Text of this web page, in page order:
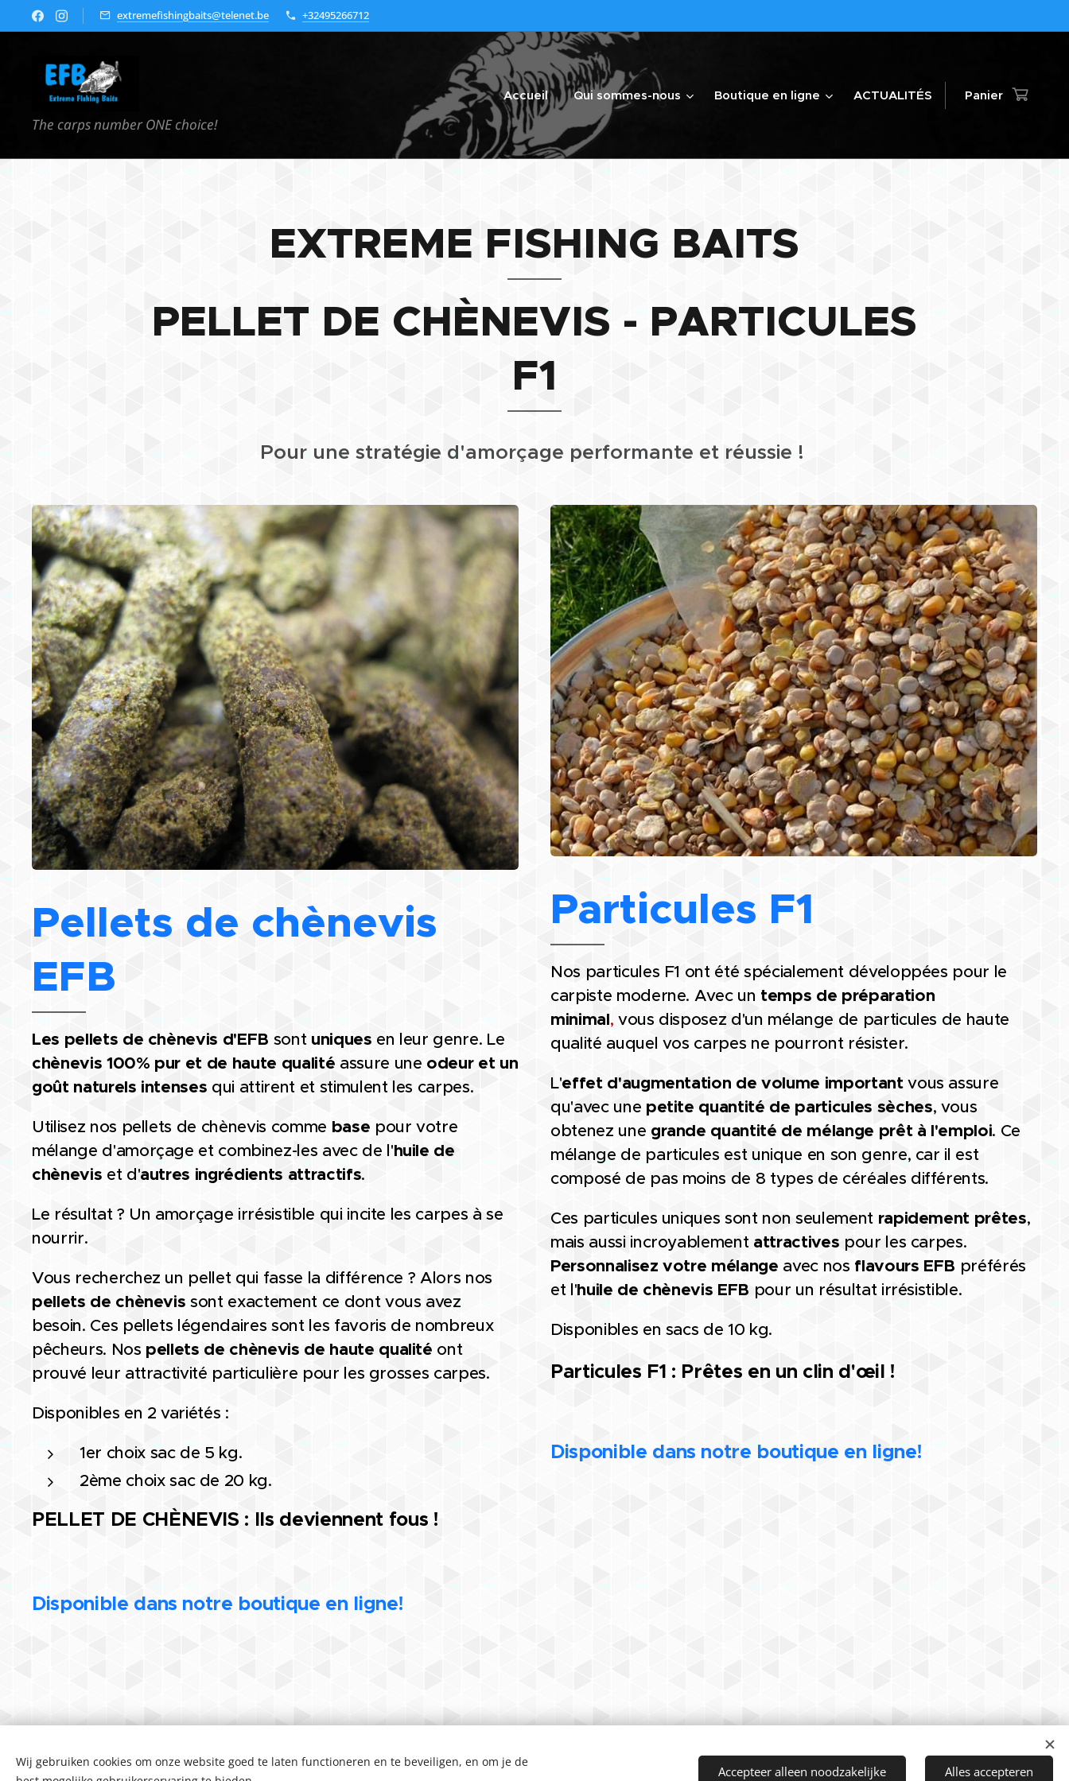
extremefishingbaits@telenet.be +32495266712
The carps number ONE choice!
Accueil Qui sommes-nous Boutique en ligne ACTUALITÉS Panier
EXTREME FISHING BAITS
PELLET DE CHÈNEVIS - PARTICULES
F1
Pour une stratégie d'amorçage performante et réussie !
Pellets de chènevis
EFB
Les pellets de chènevis d'EFB sont uniques en leur genre. Le
chènevis 100% pur et de haute qualité assure une odeur et un
goût naturels intenses qui attirent et stimulent les carpes.
Utilisez nos pellets de chènevis comme base pour votre
mélange d'amorçage et combinez-les avec de l'huile de
chènevis et d'autres ingrédients attractifs.
Le résultat ? Un amorçage irrésistible qui incite les carpes à se
nourrir.
Vous recherchez un pellet qui fasse la différence ? Alors nos
pellets de chènevis sont exactement ce dont vous avez
besoin. Ces pellets légendaires sont les favoris de nombreux
pêcheurs. Nos pellets de chènevis de haute qualité ont
prouvé leur attractivité particulière pour les grosses carpes.
Disponibles en 2 variétés :
1er choix sac de 5 kg.
2ème choix sac de 20 kg.
PELLET DE CHÈNEVIS : Ils deviennent fous !
Disponible dans notre boutique en ligne!
Particules F1
Nos particules F1 ont été spécialement développées pour le
carpiste moderne. Avec un temps de préparation
minimal, vous disposez d'un mélange de particules de haute
qualité auquel vos carpes ne pourront résister.
L'effet d'augmentation de volume importantvous assure
qu'avec une petite quantité de particules sèches, vous
obtenez une grande quantité de mélange prêt à l'emploi. Ce
mélange de particules est unique en son genre, car il est
composé de pas moins de 8 types de céréales différents.
Ces particules uniques sont non seulement rapidement prêtes,
mais aussi incroyablement attractives pour les carpes.
Personnalisez votre mélange avec nos flavours EFB préférés
et l'huile de chènevis EFB pour un résultat irrésistible.
Disponibles en sacs de 10 kg.
Particules F1 : Prêtes en un clin d'œil !
Disponible dans notre boutique en ligne!
Algemene Voorwaarden
Langues
Nederlands
Français
Wij gebruiken cookies om onze website goed te laten functioneren en te beveiligen, en om je de
Accepteer alleen noodzakelijke Alles accepteren